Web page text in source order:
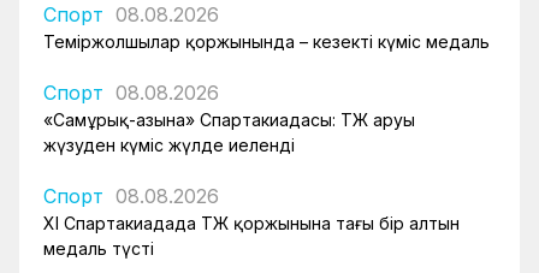
Спорт 08.08.2026
Теміржолшылар қоржынында – кезекті күміс медаль
Спорт 08.08.2026
«Самұрық-Қазына» Спартакиадасы: ҚТЖ аруы
жүзуден күміс жүлде иеленді
Спорт 08.08.2026
XI Спартакиадада ҚТЖ қоржынына тағы бір алтын
медаль түсті